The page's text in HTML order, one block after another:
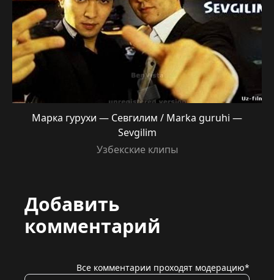
Марка гурухи — Севгилим / Marka guruhi —
Sevgilim
Узбекские клипы
Добавить
комментарий
Все комментарии проходят модерацию*